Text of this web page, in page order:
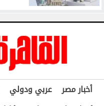
أخبار مصر عربي ودولي